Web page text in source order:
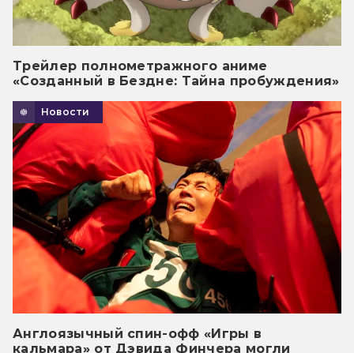
Трейлер полнометражного аниме
«Созданный в Бездне: Тайна пробуждения»
Новости
Англоязычный спин-офф «Игры в
кальмара» от Дэвида Финчера могли